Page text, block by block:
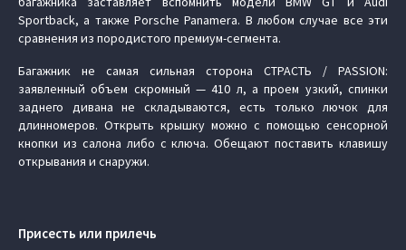
Sportback, а также Porsche Panamera. В любом случае все эти
сравнения из породистого премиум-сегмента.
Багажник не самая сильная сторона СТРАСТЬ / PASSION:
заявленный объем скромный — 410 л, а проем узкий, спинки
заднего дивана не складываются, есть только лючок для
длинномеров. Открыть крышку можно с помощью сенсорной
кнопки из салона либо с ключа. Обещают поставить клавишу
открывания и снаружи.
Присесть или прилечь